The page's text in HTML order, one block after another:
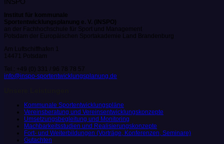
Institut für kommunale
Sportentwicklungsplanung e. V. (INSPO)
an der Fachhochschule für Sport und Management
Potsdam der Europäischen Sportakademie Land Brandenburg
Am Luftschiffhafen 1
14471 Potsdam
Tel.: +49 (0) 331 / 96 78 78 57
info@inspo-sportentwicklungsplanung.de
Kommunale Sportentwicklungspläne
Vereinsberatung und Vereinsentwicklungskonzepte
Umsetzungsbegleitung und Monitoring
Machbarkeitsstudien und Realisierungskonzepte
Fort- und Weiterbildungen (Vorträge, Konferenzen, Seminare)
Gutachten